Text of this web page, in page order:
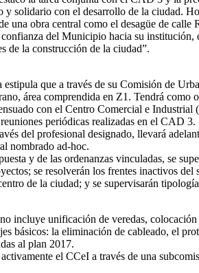
y solidario con el desarrollo de la ciudad.
una obra central como el desagüe de
del Municipio hacia su institución,
de la construcción de la ciudad”.
estipula que a través de su Comisión de
área comprendida en Z1. Tendrá
con el Centro Comercial e
periódicas realizadas en el CAD 3.
del profesional designado, llevará
nombrado ad-hoc.
y de las ordenanzas vinculadas, se
se resolverán los frentes inactivos
de la ciudad; y se supervisarán
incluye unificación de veredas,
básicos: la eliminación de cableado, el
al plan 2017.
el CCeI a través de una